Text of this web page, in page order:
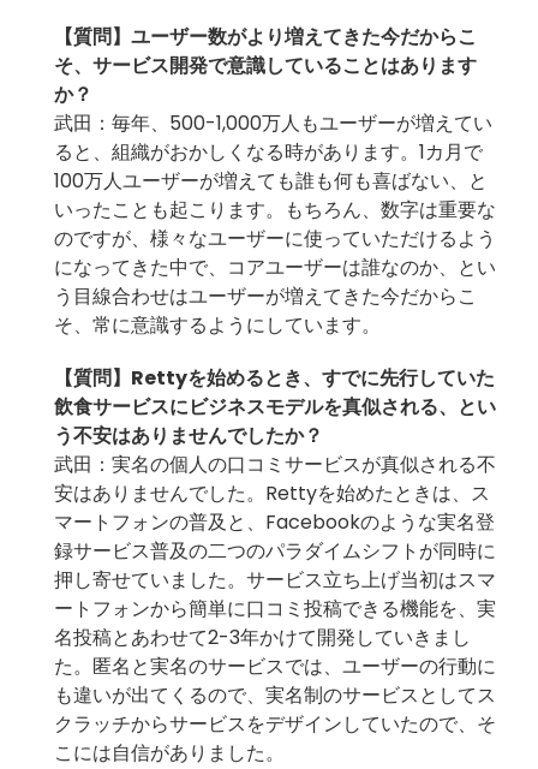
【質問】 ユーザー数がより増えてきた今だからこ
そ、サービス開発で意識していることはあります
か？
武田：毎年、500-1,000万人もユーザーが増えてい
ると、組織がおかしくなる時があります。1カ月で
100万人ユーザーが増えても誰も何も喜ばない、と
いったことも起こります。もちろん、数字は重要な
のですが、様々なユーザーに使っていただけるよう
になってきた中で、コアユーザーは誰なのか、とい
う目線合わせはユーザーが増えてきた今だからこ
そ、常に意識するようにしています。
【質問】 Rettyを始めるとき、すでに先行していた
飲食サービスにビジネスモデルを真似される、とい
う不安はありませんでしたか？
武田：実名の個人の口コミサービスが真似される不
安はありませんでした。Rettyを始めたときは、ス
マートフォンの普及と、Facebookのような実名登
録サービス普及の二つのパラダイムシフトが同時に
押し寄せていました。サービス立ち上げ当初はスマ
ートフォンから簡単に口コミ投稿できる機能を、実
名投稿とあわせて2-3年かけて開発していきまし
た。匿名と実名のサービスでは、ユーザーの行動に
も違いが出てくるので、実名制のサービスとしてス
クラッチからサービスをデザインしていたので、そ
こには自信がありました。